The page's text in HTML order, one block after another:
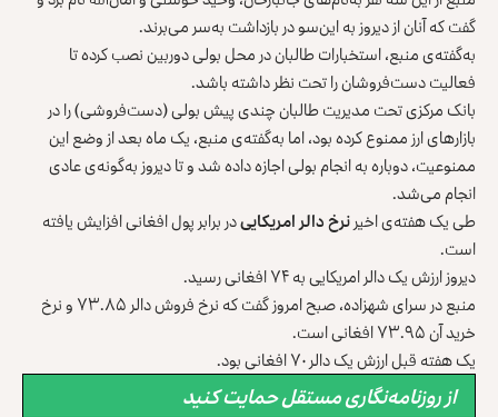
گفت که آنان از دیروز به این‌سو در بازداشت به‌سر می‌برند.
به‌گفته‌ی منبع، استخبارات طالبان در محل بولی دوربین نصب کرده تا
فعالیت دست‌فروشان را تحت نظر داشته باشد.
بانک مرکزی تحت مدیریت طالبان چندی پیش بولی (دست‌فروشی) را در
بازارهای ارز ممنوع کرده بود، اما به‌گفته‌ی منبع، یک ماه بعد از وضع این
ممنوعیت، دوباره به انجام بولی اجازه داده شد و تا دیروز به‌گونه‌ی عادی
انجام می‌شد.
طی یک هفته‌ی اخیرنرخ دالر امریکاییدر برابر پول افغانی افزایش یافته
است.
دیروز ارزش یک دالر امریکایی به ۷۴ افغانی رسید.
منبع در سرای شهزاده، صبح امروز گفت که نرخ فروش دالر ۷۳.۸۵ و نرخ
خرید آن ۷۳.۹۵ افغانی است.
یک هفته قبل ارزش یک دالر ۷۰ افغانی بود.
از روزنامه‌نگاری مستقل حمایت کنید